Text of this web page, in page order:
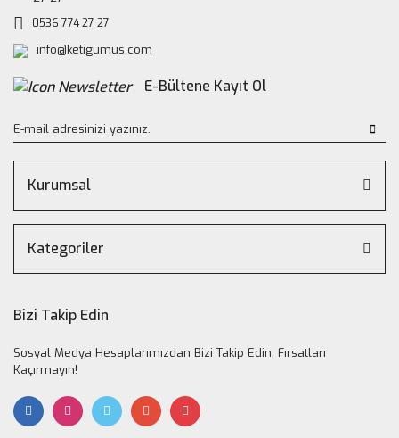
0536 774 27 27
info@ketigumus.com
E-Bültene Kayıt Ol
Kurumsal
Kategoriler
Bizi Takip Edin
Sosyal Medya Hesaplarımızdan Bizi Takip Edin, Fırsatları
Kaçırmayın!